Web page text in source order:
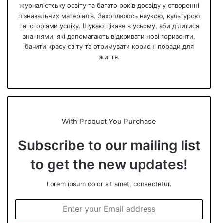
журналістську освіту та багато років досвіду у створенні
пізнавальних матеріалів. Захоплююсь наукою, культурою
та історіями успіху. Шукаю цікаве в усьому, аби ділитися
знаннями, які допомагають відкривати нові горизонти,
бачити красу світу та отримувати корисні поради для
життя.
te
With Product You Purchase
Subscribe to our mailing list
to get the new updates!
Lorem ipsum dolor sit amet, consectetur.